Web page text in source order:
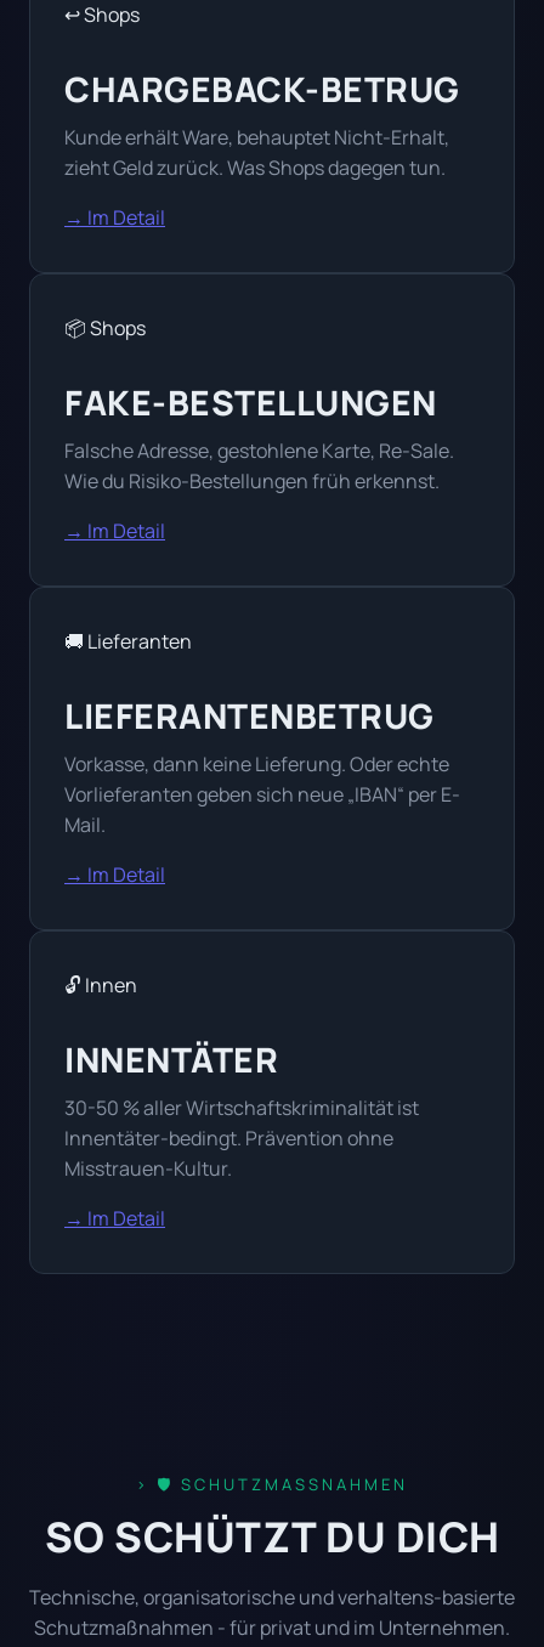
↩️ Shops
CHARGEBACK-BETRUG
Kunde erhält Ware, behauptet Nicht-Erhalt,
zieht Geld zurück. Was Shops dagegen tun.
→ Im Detail
📦 Shops
FAKE-BESTELLUNGEN
Falsche Adresse, gestohlene Karte, Re-Sale.
Wie du Risiko-Bestellungen früh erkennst.
→ Im Detail
🚚 Lieferanten
LIEFERANTENBETRUG
Vorkasse, dann keine Lieferung. Oder echte
Vorlieferanten geben sich neue „IBAN“ per E-
Mail.
→ Im Detail
🔓 Innen
INNENTÄTER
30-50 % aller Wirtschaftskriminalität ist
Innentäter-bedingt. Prävention ohne
Misstrauen-Kultur.
→ Im Detail
🛡️ SCHUTZMASSNAHMEN
SO SCHÜTZT DU DICH
Technische, organisatorische und verhaltens-basierte
Schutzmaßnahmen - für privat und im Unternehmen.